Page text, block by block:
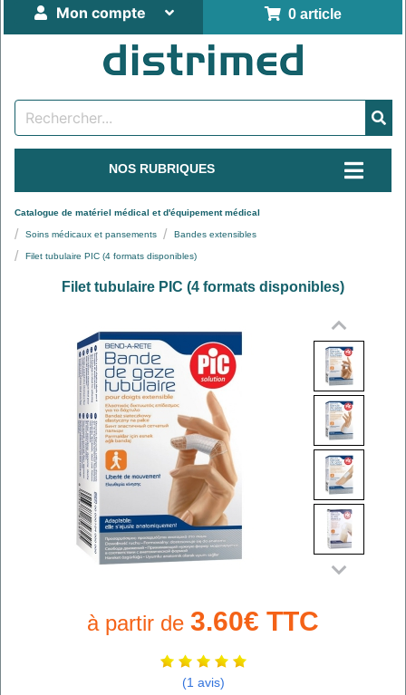
0 article
Mon compte
NOS RUBRIQUES
Catalogue de matériel médical et d'équipement médical
Soins médicaux et pansements Bandes extensibles
Filet tubulaire PIC (4 formats disponibles)
Filet tubulaire PIC (4 formats disponibles)
à partir de 3.60€ TTC
(1 avis)